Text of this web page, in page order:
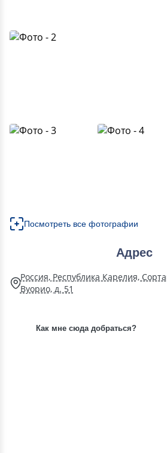
Посмотреть все фотографии
Адрес
Россия, Республика Карелия,
Вуорио, д. 51
Как мне сюда добраться?